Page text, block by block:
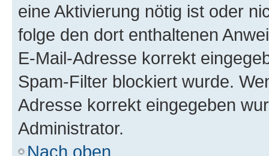
eine Aktivierung nötig ist oder
folge den dort enthaltenen
E-Mail-Adresse korrekt
Spam-Filter blockiert wurde.
Adresse korrekt eingegeben
Administrator.
Nach oben